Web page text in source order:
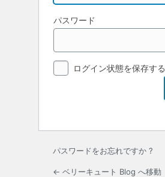
パスワード
ログイン状態を保存する
パスワードをお忘れですか ?
← ベリーキュート Blog へ移動